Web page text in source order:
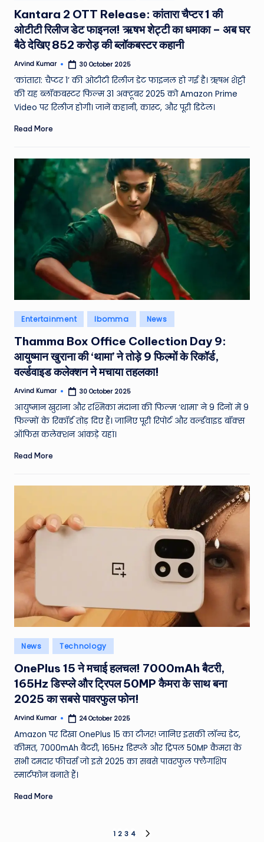
in
Kantara 2 OTT Release: कांतारा चैप्टर 1 की
ओटीटी रिलीज डेट फाइनल! ऋषभ शेट्टी का धमाका – अब घर
बैठे देखिए 852 करोड़ की ब्लॉकबस्टर कहानी
Posted
Arvind Kumar 30 October 2025
‘कांतारा: चैप्टर 1’ की ओटीटी रिलीज डेट फाइनल हो गई है। ऋषभ शेट्टी
की यह ब्लॉकबस्टर फिल्म 31 अक्टूबर 2025 को Amazon Prime
Video पर रिलीज होगी। जानें कहानी, कास्ट, और पूरी डिटेल।
Read More
Posted
in
Entertainment Ibomma News
Thamma Box Office Collection Day 9:
आयुष्मान खुराना की ‘थामा’ ने तोड़े 9 फिल्मों के रिकॉर्ड,
वर्ल्डवाइड कलेक्शन ने मचाया तहलका!
Posted
Arvind Kumar 30 October 2025
आयुष्मान खुराना और रश्मिका मंदाना की फिल्म ‘थामा’ ने 9 दिनों में 9
फिल्मों के रिकॉर्ड तोड़ दिए हैं। जानिए पूरी रिपोर्ट और वर्ल्डवाइड बॉक्स
ऑफिस कलेक्शन आंकड़े यहां।
Read More
Posted
in
News Technology
OnePlus 15 ने मचाई हलचल! 7000mAh बैटरी,
165Hz डिस्प्ले और ट्रिपल 50MP कैमरा के साथ बना
2025 का सबसे पावरफुल फोन!
Posted
Arvind Kumar 24 October 2025
Amazon पर दिखा OnePlus 15 का टीजर! जानिए इसकी लॉन्च डेट,
कीमत, 7000mAh बैटरी, 165Hz डिस्प्ले और ट्रिपल 50MP कैमरा के
सभी दमदार फीचर्स जो इसे 2025 का सबसे पावरफुल फ्लैगशिप
स्मार्टफोन बनाते हैं।
Read More
1 2 3 4